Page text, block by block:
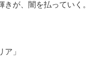
が、闇を払っていく。
ア」